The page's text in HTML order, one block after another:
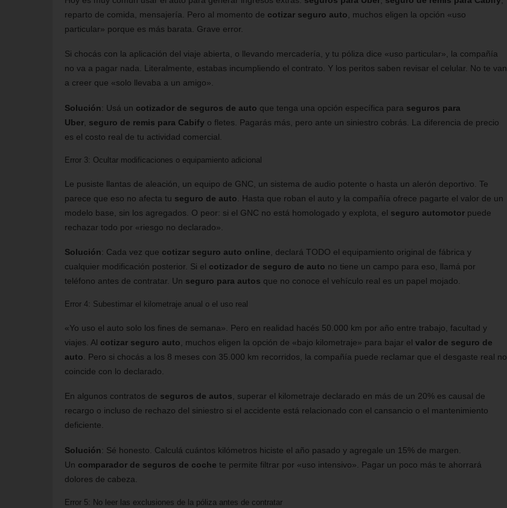
reparto de comida, mensajería. Pero al momento de cotizar seguro auto, muchos eligen la opción «uso
particular» porque es más barata. Grave error.
Si chocás con la aplicación del viaje abierta, o llevando mercadería, y tu póliza dice «uso particular», la compañía
no va a pagar nada. Literalmente, estabas incumpliendo el contrato. Y los peritos saben revisar el celular. No te van
a creer que «solo llevaba a un amigo».
Solución: Usá un cotizador de seguros de auto que tenga una opción específica para seguros para
Uber seguro de remis para Cabify o fletes. Pagarás más, pero ante un siniestro cobrás. La diferencia de precio
es el costo real de tu actividad comercial.
Error 3: Ocultar modificaciones o equipamiento adicional
Le pusiste llantas de aleación, un equipo de GNC, un sistema de audio potente o hasta un alerón deportivo. Te
parece que eso no afecta tu seguro de auto . Hasta que roban el auto y la compañía ofrece pagarte el valor de un
modelo base, sin los agregados. O peor: si el GNC no está homologado y explota, el seguro automotor puede
rechazar todo por «riesgo no declarado».
Solución: Cada vez que cotizar seguro auto online , declará TODO el equipamiento original de fábrica y
cualquier modificación posterior. Si el cotizador de seguro de auto no tiene un campo para eso, llamá por
teléfono antes de contratar. Un seguro para autos que no conoce el vehículo real es un papel mojado.
Error 4: Subestimar el kilometraje anual o el uso real
«Yo uso el auto solo los fines de semana». Pero en realidad hacés 50.000 km por año entre trabajo, facultad y
viajes. Al cotizar seguro auto, muchos eligen la opción de «bajo kilometraje» para bajar el valor de seguro de
auto. Pero si chocás a los 8 meses con 35.000 km recorridos, la compañía puede reclamar que el desgaste real no
coincide con lo declarado.
En algunos contratos de seguros de autos, superar el kilometraje declarado en más de un 20% es causal de
recargo o incluso de rechazo del siniestro si el accidente está relacionado con el cansancio o el mantenimiento
deficiente.
Solución: Sé honesto. Calculá cuántos kilómetros hiciste el año pasado y agregale un 15% de margen.
Un comparador de seguros de coche te permite filtrar por «uso intensivo». Pagar un poco más te ahorrará
dolores de cabeza.
Error 5: No leer las exclusiones de la póliza antes de contratar